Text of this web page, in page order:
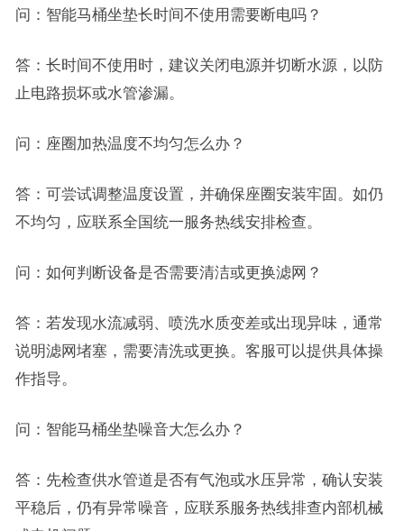
问：智能马桶坐垫长时间不使用需要断电吗？
答：长时间不使用时，建议关闭电源并切断水源，以防
止电路损坏或水管渗漏。
问：座圈加热温度不均匀怎么办？
答：可尝试调整温度设置，并确保座圈安装牢固。如仍
不均匀，应联系全国统一服务热线安排检查。
问：如何判断设备是否需要清洁或更换滤网？
答：若发现水流减弱、喷洗水质变差或出现异味，通常
说明滤网堵塞，需要清洗或更换。客服可以提供具体操
作指导。
问：智能马桶坐垫噪音大怎么办？
答：先检查供水管道是否有气泡或水压异常，确认安装
平稳后，仍有异常噪音，应联系服务热线排查内部机械